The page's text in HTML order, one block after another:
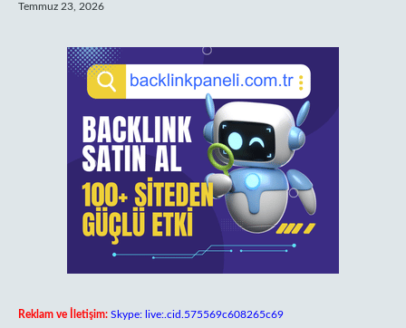
Temmuz 23, 2026
Reklam ve İletişim: Skype: live:.cid.575569c608265c69